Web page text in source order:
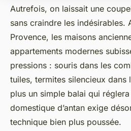
Autrefois, on laissait une
sans craindre les indésirables.
Provence, les maisons
appartements modernes
pressions : souris dans les
tuiles, termites silencieux dans
plus un simple balai qui
domestique d’antan exige
technique bien plus poussée.